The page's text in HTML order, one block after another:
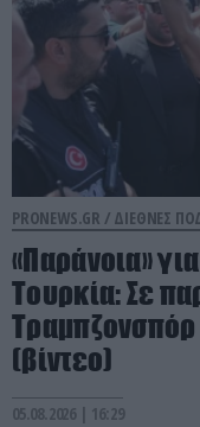
PRONEWS.GR / ΔΙΕΘΝΕΣ
«Παράνοια»
Τουρκία: Σε
(βίντεο)
05.08.2026 | 16:29